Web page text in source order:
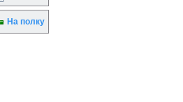
На полку